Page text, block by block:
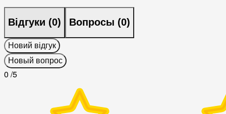
Відгуки (0) Вопросы (0)
Новий відгук
Новый вопрос
0 /5